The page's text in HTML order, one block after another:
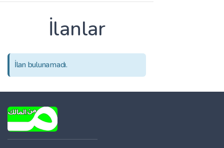
İlanlar
İlan bulunamadı.